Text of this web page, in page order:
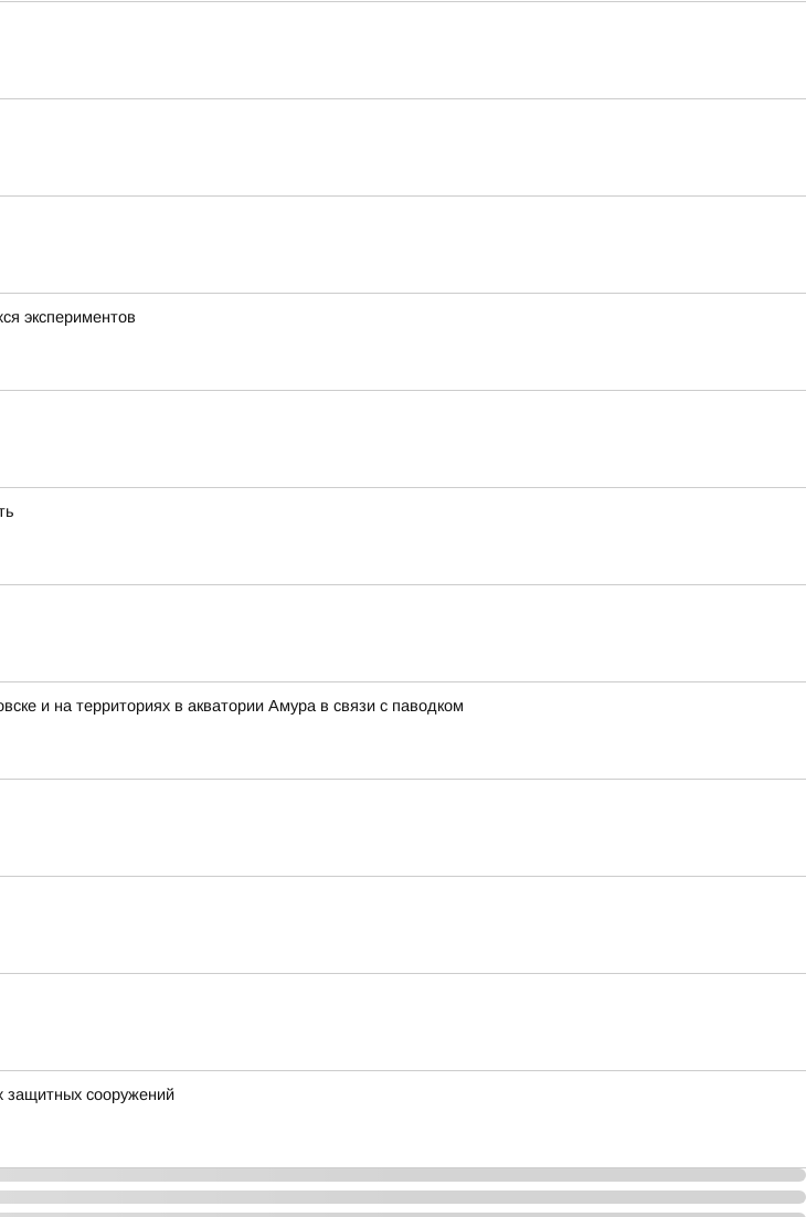
экспериментов
и на территориях в акватории Амура в связи с паводком
защитных сооружений